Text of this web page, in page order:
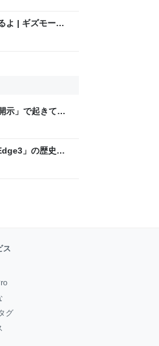
よ | ギズモー
示」で起きてい
」の歴史に
ス
グ